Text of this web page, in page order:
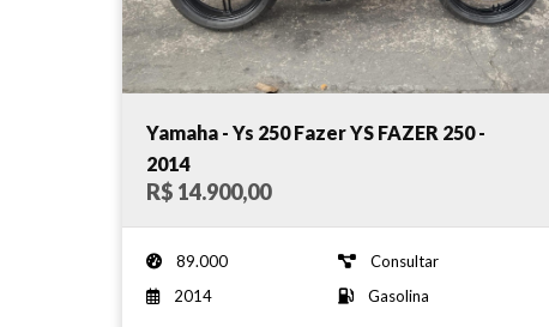
Yamaha - Ys 250 Fazer YS FAZER 250 -
2014
R$ 14.900,00
89.000
Consultar
2014
Gasolina